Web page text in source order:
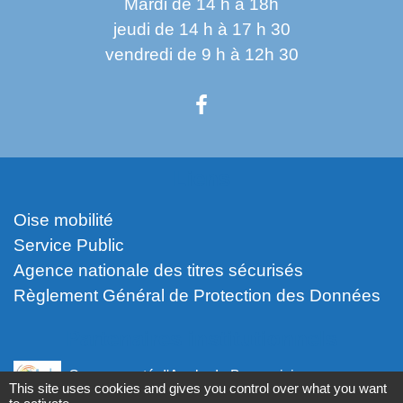
jeudi de 14 h à 17 h 30
vendredi de 9 h à 12h 30
Oise mobilité
Service Public
Agence nationale des titres sécurisés
Règlement Général de Protection des Données
Communauté d'Agglo du Beauvaisis
This site uses cookies and gives you control over what you want